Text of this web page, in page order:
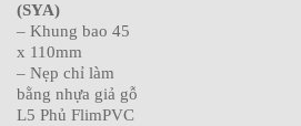
(SYA)
– Khung bao 45
x 110mm
– Nẹp chỉ làm
bằng nhựa giả gỗ
L5 Phủ FlimPVC